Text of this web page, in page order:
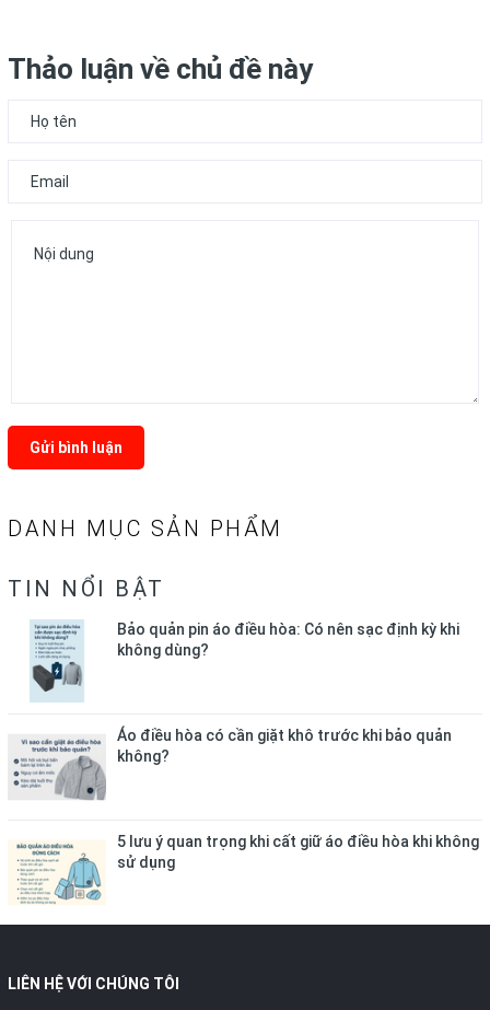
DANH MỤC SẢN PHẨM
TIN NỔI BẬT
Bảo quản pin áo điều hòa: Có nên sạc định kỳ khi
không dùng?
Áo điều hòa có cần giặt khô trước khi bảo quản
không?
5 lưu ý quan trọng khi cất giữ áo điều hòa khi không
sử dụng
Thảo luận về chủ đề này
Gửi bình luận
LIÊN HỆ VỚI CHÚNG TÔI